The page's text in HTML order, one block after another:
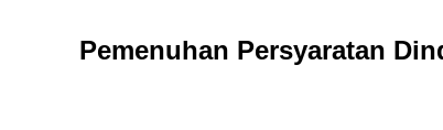
Pemenuhan Persyaratan